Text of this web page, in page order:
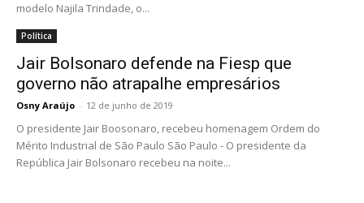
modelo Najila Trindade, o...
Política
Jair Bolsonaro defende na Fiesp que
governo não atrapalhe empresários
Osny Araújo - 12 de junho de 2019
O presidente Jair Boosonaro, recebeu homenagem Ordem do
Mérito Industrial de São Paulo São Paulo - O presidente da
República Jair Bolsonaro recebeu na noite...